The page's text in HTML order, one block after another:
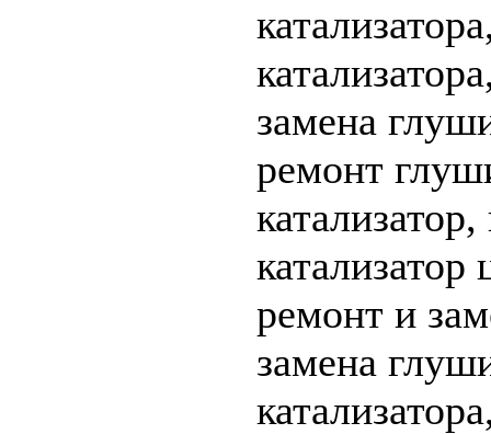
замена
ремонт
катализатор
ремонт и
замена